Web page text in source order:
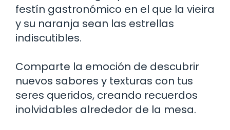
festín gastronómico en el que la vieira
y su naranja sean las estrellas
indiscutibles.
Comparte la emoción de descubrir
nuevos sabores y texturas con tus
seres queridos, creando recuerdos
inolvidables alrededor de la mesa.